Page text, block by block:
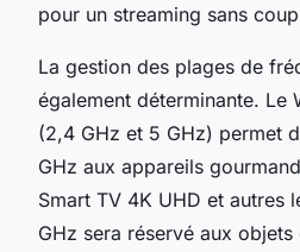
pour un streaming sans
La gestion des plages de
également déterminante. Le
(2,4 GHz et 5 GHz) permet
GHz aux appareils
Smart TV 4K UHD et autres
GHz sera réservé aux objets